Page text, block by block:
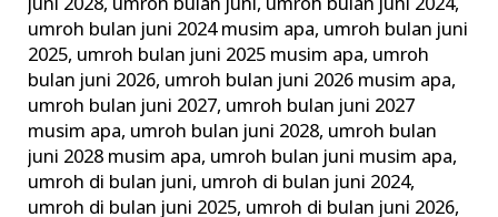
juni 2028, umroh bulan juni, umroh bulan juni 2024,
umroh bulan juni 2024 musim apa, umroh bulan juni
2025, umroh bulan juni 2025 musim apa, umroh
bulan juni 2026, umroh bulan juni 2026 musim apa,
umroh bulan juni 2027, umroh bulan juni 2027
musim apa, umroh bulan juni 2028, umroh bulan
juni 2028 musim apa, umroh bulan juni musim apa,
umroh di bulan juni, umroh di bulan juni 2024,
umroh di bulan juni 2025, umroh di bulan juni 2026,